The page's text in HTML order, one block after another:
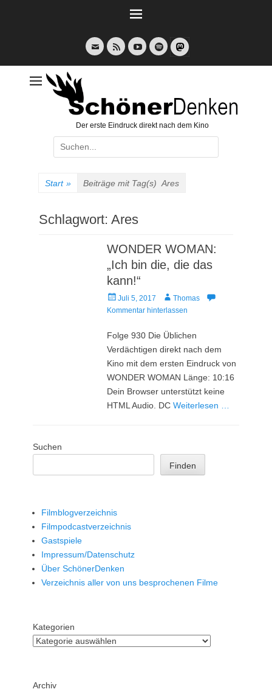
E-
Mail
Feed YouTubeSpotify
Der erste Eindruck direkt nach dem Kino
Suche
nach:
Start » Beiträge mit Tag(s) Ares
Schlagwort: Ares
WONDER WOMAN:
„Ich bin die, die das
kann!“
Veröffentlicht
am
Juli 5, 2017 AutorThomas
Kommentar hinterlassen
Folge 930 Die Üblichen
Verdächtigen direkt nach dem
Kino mit dem ersten Eindruck von
WONDER WOMAN Länge: 10:16
Dein Browser unterstützt keine
HTML Audio. DCWeiterlesen …
Suchen
Finden
Filmblogverzeichnis
Filmpodcastverzeichnis
Gastspiele
Impressum/Datenschutz
Über SchönerDenken
Verzeichnis aller von uns besprochenen Filme
Kategorien
Archiv